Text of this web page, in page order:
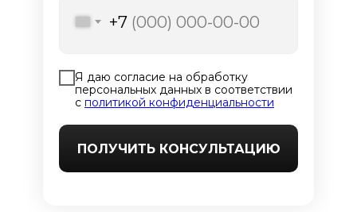
+7
Я даю согласие на обработку
персональных данных в соответствии
с политикой конфиденциальности
ПОЛУЧИТЬ КОНСУЛЬТАЦИЮ